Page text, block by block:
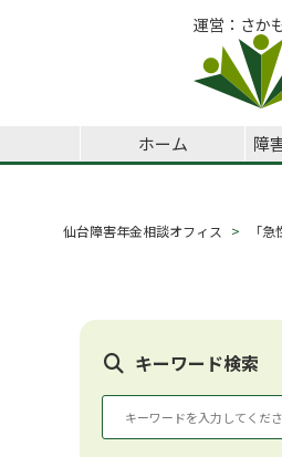
運営：さか
ホーム 障
仙台障害年金相談オフィス 「
キーワード検索